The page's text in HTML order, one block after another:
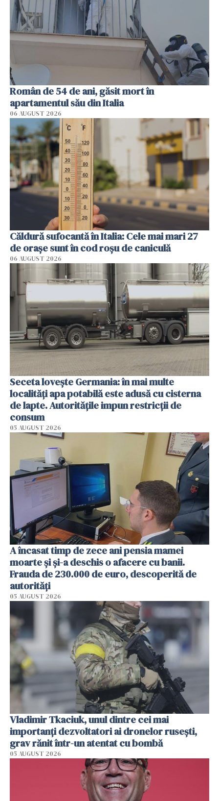
Român de 54 de ani, găsit mort în
apartamentul său din Italia
06 AUGUST 2026
Căldură sufocantă în Italia: Cele mai mari 27
de orașe sunt în cod roșu de caniculă
06 AUGUST 2026
Seceta lovește Germania: în mai multe
localități apa potabilă este adusă cu cisterna
de lapte. Autoritățile impun restricții de
consum
05 AUGUST 2026
A încasat timp de zece ani pensia mamei
moarte și și-a deschis o afacere cu banii.
Frauda de 230.000 de euro, descoperită de
autorități
05 AUGUST 2026
Vladimir Tkaciuk, unul dintre cei mai
importanți dezvoltatori ai dronelor rusești,
grav rănit într-un atentat cu bombă
05 AUGUST 2026